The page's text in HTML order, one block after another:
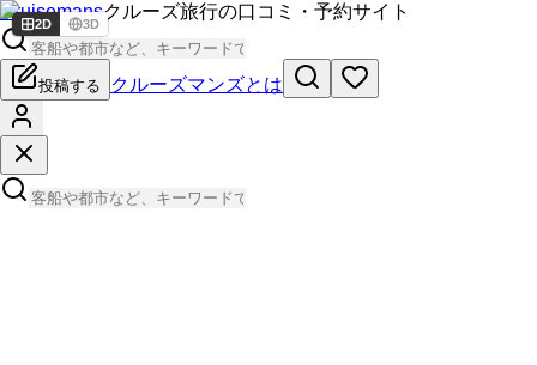
Cruisemansクルーズ旅行の口コミ・予約サイト
投稿する クルーズマンズとは
2D 3D